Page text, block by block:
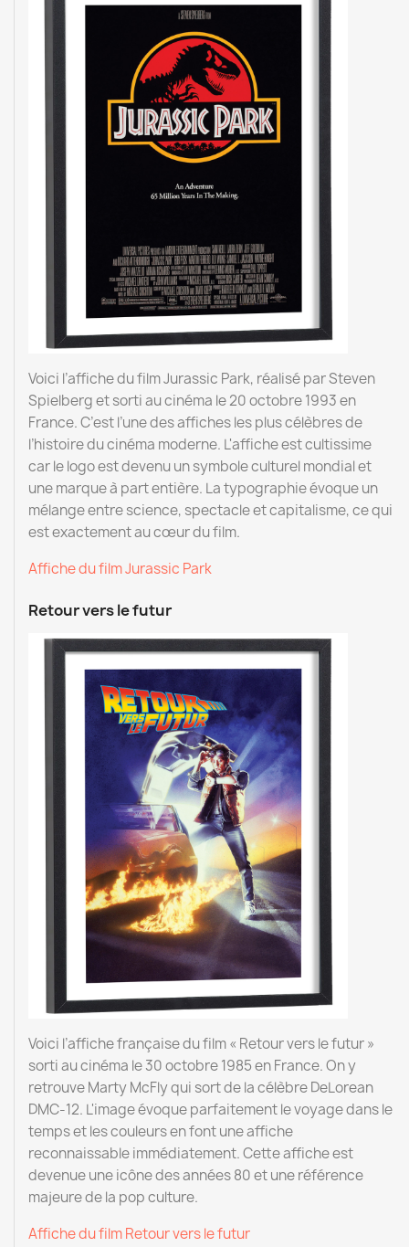
Voici l’affiche du film Jurassic Park, réalisé par Steven
Spielberg et sorti au cinéma le 20 octobre 1993 en
France. C’est l’une des affiches les plus célèbres de
l’histoire du cinéma moderne. L'affiche est cultissime
car le logo est devenu un symbole culturel mondial et
une marque à part entière. La typographie évoque un
mélange entre science, spectacle et capitalisme, ce qui
est exactement au cœur du film.
Affiche du film Jurassic Park
Retour vers le futur
Voici l’affiche française du film « Retour vers le futur »
sorti au cinéma le 30 octobre 1985 en France. On y
retrouve Marty McFly qui sort de la célèbre DeLorean
DMC-12. L'image évoque parfaitement le voyage dans le
temps et les couleurs en font une affiche
reconnaissable immédiatement. Cette affiche est
devenue une icône des années 80 et une référence
majeure de la pop culture.
Affiche du film Retour vers le futur